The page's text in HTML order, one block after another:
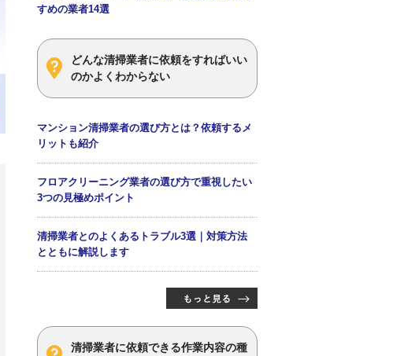
すめの業者14選
どんな清掃業者に依頼をすればいい
のかよくわからない
マンション清掃業者の選び方とは？依頼するメ
リットも紹介
フロアクリーニング業者の選び方で重視したい
3つの見極めポイント
清掃業者とのよくあるトラブル3選｜対策方法
とともに解説します
清掃業者に依頼できる作業内容の種